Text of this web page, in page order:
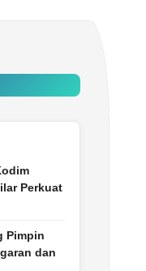
Perkuat
Pimpin
dan